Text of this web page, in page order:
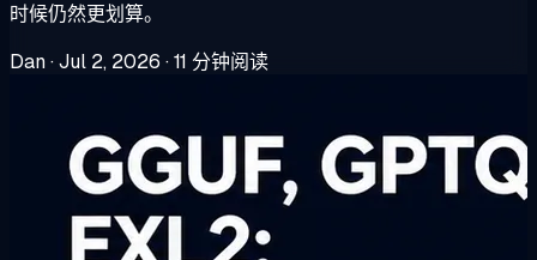
时候仍然更划算。
Dan·Jul 2, 2026 ·11 分钟阅读